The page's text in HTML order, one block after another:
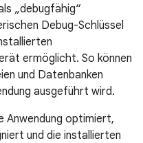
„debugfähig“
Debug-Schlüssel
ermöglicht. So können
und Datenbanken
ausgeführt wird.
Anwendung optimiert,
und die installierten